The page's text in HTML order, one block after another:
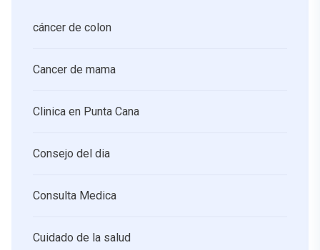
cáncer de colon
Cancer de mama
Clinica en Punta Cana
Consejo del dia
Consulta Medica
Cuidado de la salud